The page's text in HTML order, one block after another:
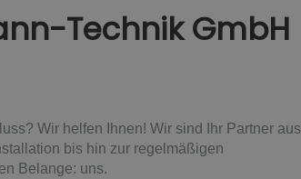
Technik GmbH
Wir helfen Ihnen! Wir sind Ihr Partner aus
bis hin zur regelmäßigen
Belange: uns.